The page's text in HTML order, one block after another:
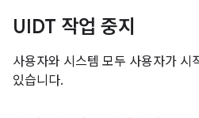
UIDT 작업 중지
사용자와 시스템 모두 사용자가 시
있습니다.